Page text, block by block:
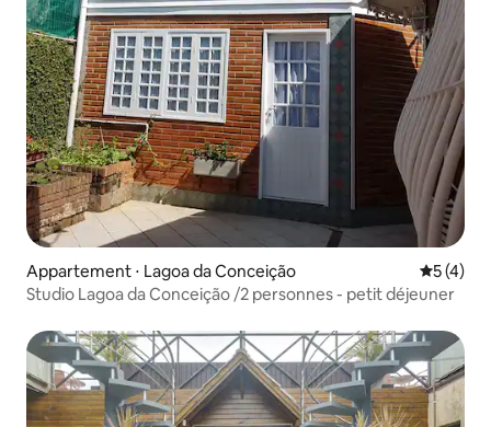
Appartement ⋅ Lagoa da Conceição
5 (4)
Studio Lagoa da Conceição /2 personnes - petit déjeuner